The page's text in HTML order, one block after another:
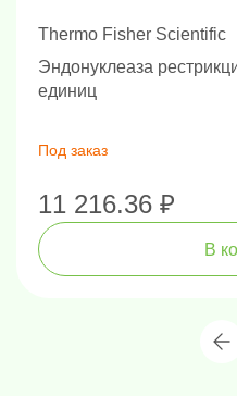
Thermo Fisher Scientific
Эндонуклеаза
единиц
Под заказ
11 216.36 ₽
В